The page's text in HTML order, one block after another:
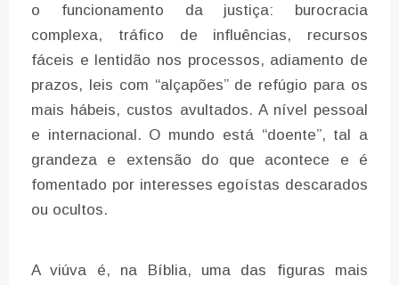
o funcionamento da justiça: burocracia
complexa, tráfico de influências, recursos
fáceis e lentidão nos processos, adiamento de
prazos, leis com “alçapões” de refúgio para os
mais hábeis, custos avultados. A nível pessoal
e internacional. O mundo está “doente”, tal a
grandeza e extensão do que acontece e é
fomentado por interesses egoístas descarados
ou ocultos.
A viúva é, na Bíblia, uma das figuras mais